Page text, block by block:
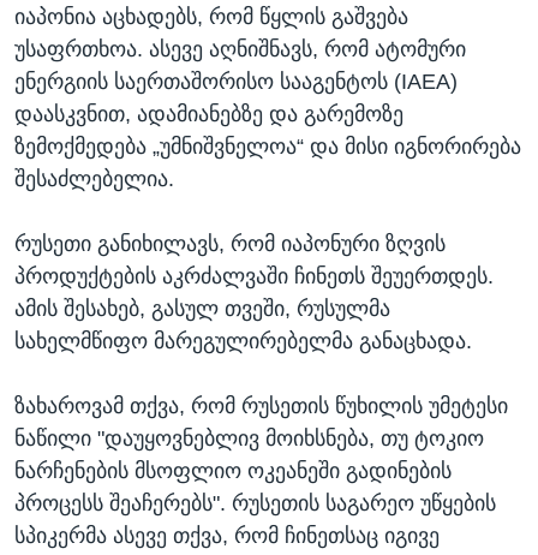
იაპონია აცხადებს, რომ წყლის გაშვება
უსაფრთხოა. ასევე აღნიშნავს, რომ ატომური
ენერგიის საერთაშორისო სააგენტოს (IAEA)
დაასკვნით, ადამიანებზე და გარემოზე
ზემოქმედება „უმნიშვნელოა“ და მისი იგნორირება
შესაძლებელია.
რუსეთი განიხილავს, რომ იაპონური ზღვის
პროდუქტების აკრძალვაში ჩინეთს შეუერთდეს.
ამის შესახებ, გასულ თვეში, რუსულმა
სახელმწიფო მარეგულირებელმა განაცხადა.
ზახაროვამ თქვა, რომ რუსეთის წუხილის უმეტესი
ნაწილი "დაუყოვნებლივ მოიხსნება, თუ ტოკიო
ნარჩენების მსოფლიო ოკეანეში გადინების
პროცესს შეაჩერებს". რუსეთის საგარეო უწყების
სპიკერმა ასევე თქვა, რომ ჩინეთსაც იგივე